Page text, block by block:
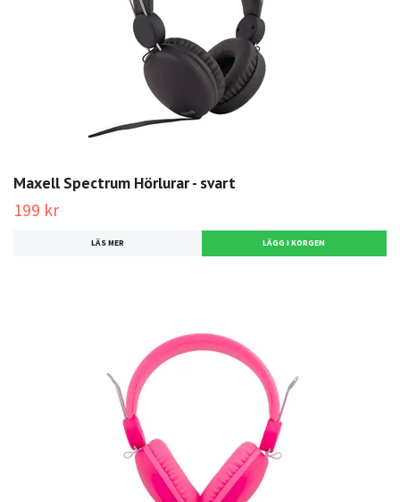
Maxell Spectrum Hörlurar - svart
199 kr
LÄS MER